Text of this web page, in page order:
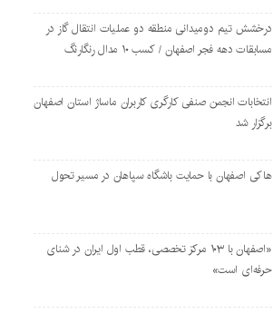
درخشش تیم دومیدانی منطقه دو عملیات انتقال گاز در
مسابقات دهه فجر اصفهان / کسب ۱۰ مدال رنگارنگ
انتخابات انجمن صنفی کارگری کاربران ماساژ استان اصفهان
برگزار شد
هاکی اصفهان با حمایت باشگاه سپاهان در مسیر تحول
«اصفهان با ۱۰۳ مرکز تخصصی، قطب اول ایران در شنای
حرفه‌ای است»